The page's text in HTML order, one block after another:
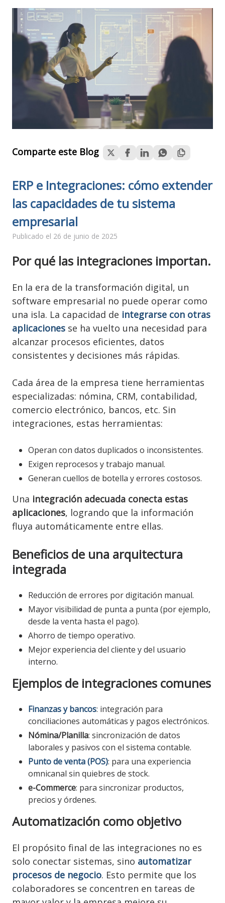
Soporte Técnico y Funcional
Integra tus aplicaciones empresariales y mejora
el manejos de tus datos.
Comparte este Blog
ERP e Integraciones: cómo extender
las capacidades de tu sistema
empresarial
Publicado el 26 de junio de 2025
Por qué las integraciones importan.
En la era de la transformación digital, un
software empresarial no puede operar como
una isla. La capacidad de integrarse con otras
aplicaciones se ha vuelto una necesidad para
alcanzar procesos eficientes, datos
consistentes y decisiones más rápidas.
Cada área de la empresa tiene herramientas
especializadas: nómina, CRM, contabilidad,
comercio electrónico, bancos, etc. Sin
integraciones, estas herramientas:
Operan con datos duplicados o inconsistentes.
Exigen reprocesos y trabajo manual.
Generan cuellos de botella y errores costosos.
Una integración adecuada conecta estas
aplicaciones, logrando que la información
fluya automáticamente entre ellas.
Beneficios de una arquitectura
integrada
Reducción de errores por digitación manual.
Mayor visibilidad de punta a punta (por ejemplo,
desde la venta hasta el pago).
Ahorro de tiempo operativo.
Mejor experiencia del cliente y del usuario
interno.
Ejemplos de integraciones comunes
Finanzas y bancos: integración para
conciliaciones automáticas y pagos electrónicos.
Nómina/Planilla: sincronización de datos
laborales y pasivos con el sistema contable.
Punto de venta (POS): para una experiencia
omnicanal sin quiebres de stock.
e-Commerce: para sincronizar productos,
precios y órdenes.
Automatización como objetivo
El propósito final de las integraciones no es
solo conectar sistemas, sino automatizar
procesos de negocio. Esto permite que los
colaboradores se concentren en tareas de